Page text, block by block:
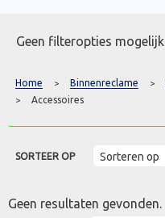
Geen filteropties mogelijk
Home > Binnenreclame >
> Accessoires
SORTEER OP
Geen resultaten gevonden.